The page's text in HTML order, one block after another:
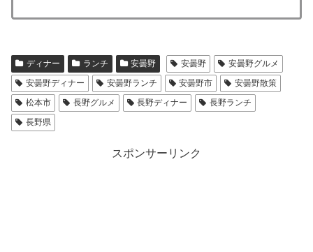
ディナー ランチ 安曇野 安曇野
安曇野グルメ
安曇野ディナー
安曇野ランチ 安曇野市
安曇野散策
松本市
長野グルメ 長野ディナー
長野ランチ
長野県
スポンサーリンク